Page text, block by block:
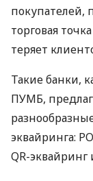
покупателей,
торговая
теряет
Такие банки,
ПУМБ,
эквайринга:
QR-